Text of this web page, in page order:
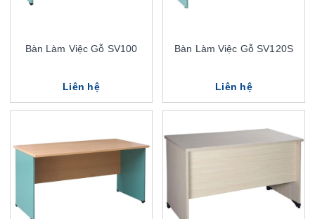
Bàn Làm Việc Gỗ SV100
Liên hệ
Bàn Làm Việc Gỗ SV120S
Liên hệ